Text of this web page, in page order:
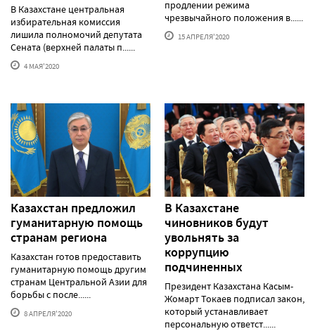
В Казахстане центральная
избирательная комиссия
лишила полномочий депутата
Сената (верхней палаты п......
4 МАЯ'2020
продлении режима
чрезвычайного положения в......
15 АПРЕЛЯ'2020
Казахстан предложил
гуманитарную помощь
странам региона
Казахстан готов предоставить
гуманитарную помощь другим
странам Центральной Азии для
борьбы с после......
8 АПРЕЛЯ'2020
В Казахстане
чиновников будут
увольнять за
коррупцию
подчиненных
Президент Казахстана Касым-
Жомарт Токаев подписал закон,
который устанавливает
персональную ответст......